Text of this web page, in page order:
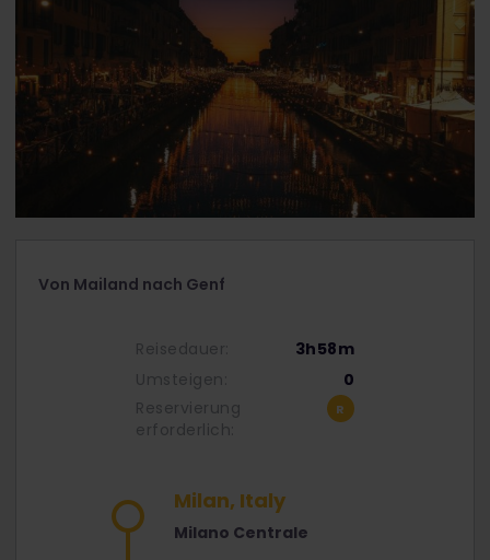
Von Mailand nach Genf
Reisedauer:
3h58m
Umsteigen:
0
Reservierung
erforderlich:
Milan, Italy
Milano Centrale